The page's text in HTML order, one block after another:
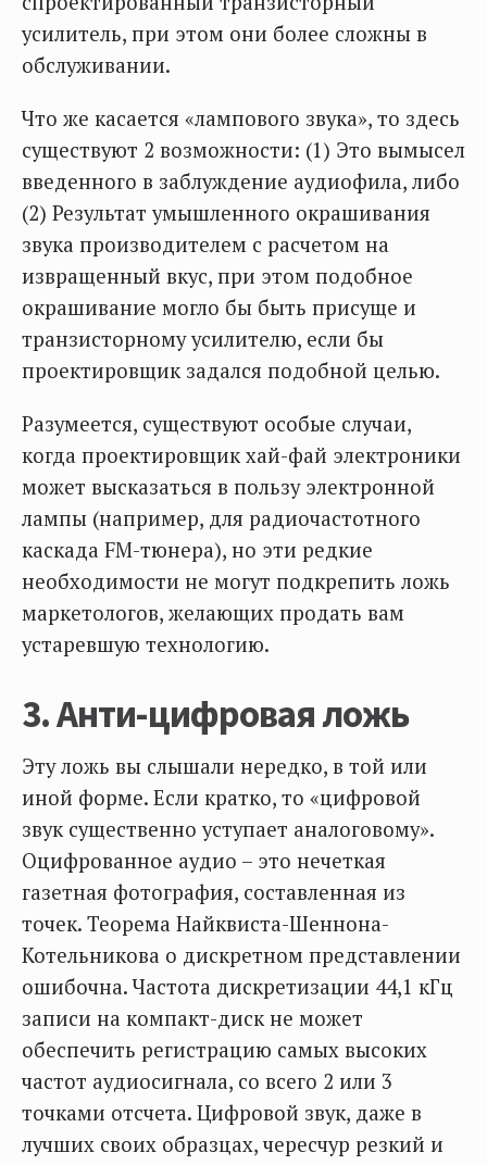
усилитель, при этом они более сложны в
обслуживании.
Что же касается «лампового звука», то здесь
существуют 2 возможности: (1) Это вымысел
введенного в заблуждение аудиофила, либо
(2) Результат умышленного окрашивания
звука производителем с расчетом на
извращенный вкус, при этом подобное
окрашивание могло бы быть присуще и
транзисторному усилителю, если бы
проектировщик задался подобной целью.
Разумеется, существуют особые случаи,
когда проектировщик хай-фай электроники
может высказаться в пользу электронной
лампы (например, для радиочастотного
каскада FM-тюнера), но эти редкие
необходимости не могут подкрепить ложь
маркетологов, желающих продать вам
устаревшую технологию.
3. Анти-цифровая ложь
Эту ложь вы слышали нередко, в той или
иной форме. Если кратко, то «цифровой
звук существенно уступает аналоговому».
Оцифрованное аудио – это нечеткая
газетная фотография, составленная из
точек. Теорема Найквиста-Шеннона-
Котельникова о дискретном представлении
ошибочна. Частота дискретизации 44,1 кГц
записи на компакт-диск не может
обеспечить регистрацию самых высоких
частот аудиосигнала, со всего 2 или 3
точками отсчета. Цифровой звук, даже в
лучших своих образцах, чересчур резкий и